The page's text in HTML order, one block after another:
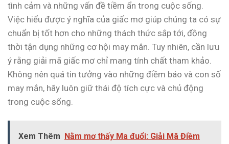
tình cảm và những vấn đề tiềm ẩn trong cuộc sống.
Việc hiểu được ý nghĩa của giấc mơ giúp chúng ta có sự
chuẩn bị tốt hơn cho những thách thức sắp tới, đồng
thời tận dụng những cơ hội may mắn. Tuy nhiên, cần lưu
ý rằng giải mã giấc mơ chỉ mang tính chất tham khảo.
Không nên quá tin tưởng vào những điềm báo và con số
may mắn, hãy luôn giữ thái độ tích cực và chủ động
trong cuộc sống.
Xem Thêm Nằm mơ thấy Ma đuổi: Giải Mã Điềm